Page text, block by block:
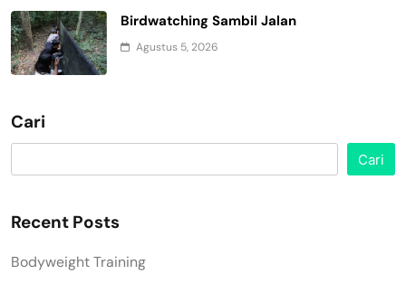
Birdwatching Sambil Jalan
Agustus 5, 2026
Cari
Cari
Recent Posts
Bodyweight Training